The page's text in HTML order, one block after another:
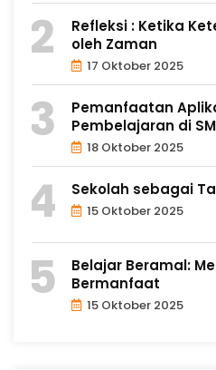
Refleksi : Ketika
oleh Zaman
17 Oktober 2025
Pemanfaatan
Pembelajaran di
18 Oktober 2025
Sekolah sebagai
15 Oktober 2025
Belajar Beramal:
Bermanfaat
15 Oktober 2025